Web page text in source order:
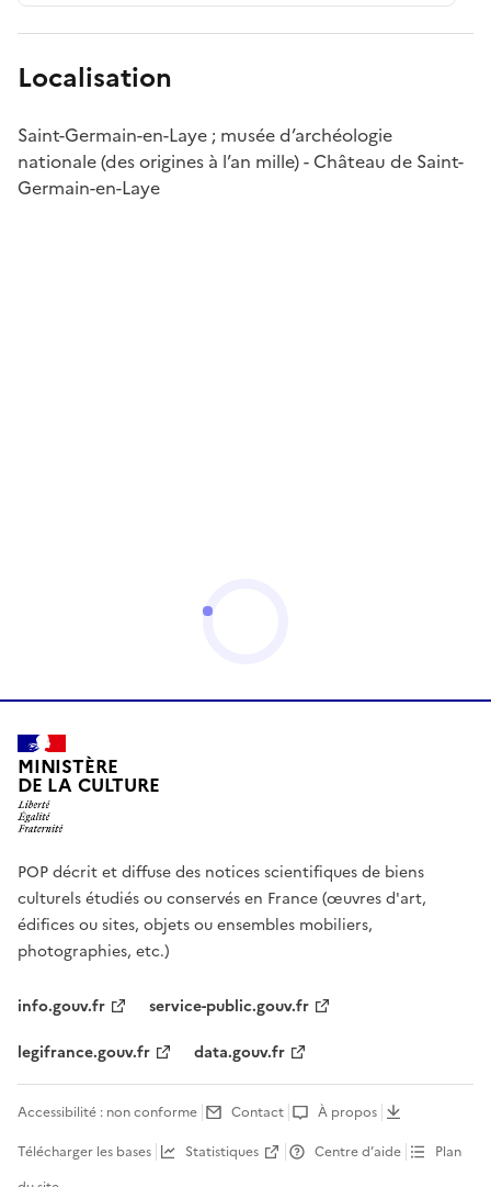
Localisation
Saint-Germain-en-Laye ; musée d’archéologie
nationale (des origines à l’an mille) - Château de Saint-
Germain-en-Laye
MINISTÈRE
DE LA CULTURE
POP décrit et diffuse des notices scientifiques de biens
culturels étudiés ou conservés en France (œuvres d'art,
édifices ou sites, objets ou ensembles mobiliers,
photographies, etc.)
info.gouv.fr
service-public.gouv.fr
legifrance.gouv.fr
data.gouv.fr
Accessibilité : non conforme Contact
À propos
Télécharger les bases
Statistiques Centre d’aide
Plan